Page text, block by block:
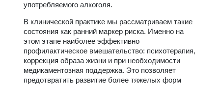
употребляемого алкоголя.
В клинической практике мы рассматриваем такие
состояния как ранний маркер риска. Именно на
этом этапе наиболее эффективно
профилактическое вмешательство: психотерапия,
коррекция образа жизни и при необходимости
медикаментозная поддержка. Это позволяет
предотвратить развитие более тяжелых форм